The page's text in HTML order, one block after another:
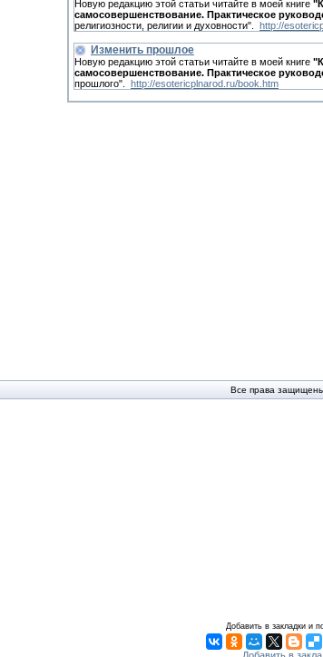
Новую редакцию этой статьи читайте в моей книге
самосовершенствование. Практическое
религиозности, религии и духовности". http://
Изменить прошлое
Новую редакцию этой статьи читайте в моей книге
самосовершенствование. Практическое
прошлого". http://esotericplnarod.ru/book.htm
Все права
Добавить в закладки и